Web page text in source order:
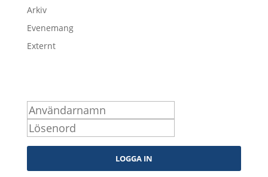
Arkiv
Evenemang
Externt